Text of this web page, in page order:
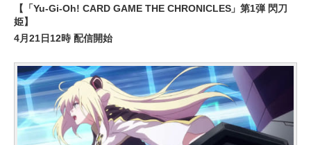
【「Yu-Gi-Oh! CARD GAME THE CHRONICLES」第1弾 閃刀
姫】
4月21日12時 配信開始